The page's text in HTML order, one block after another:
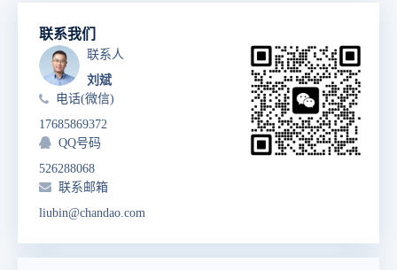
联系我们
联系人
刘斌
电话(微信)
17685869372
QQ号码
526288068
联系邮箱
liubin@chandao.com